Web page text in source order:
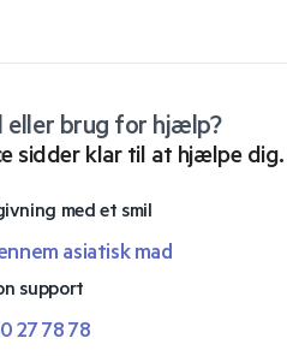
eller brug for hjælp?
sidder klar til at hjælpe dig.
med et smil
asiatisk mad
support
27 78 78